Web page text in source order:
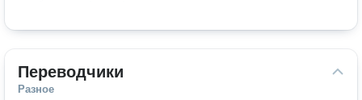
Переводчики
Разное